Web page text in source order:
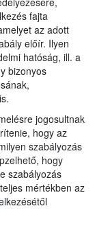
fajta
az adott
előír. Ilyen
hatóság, ill. a
bizonyos
jogosultnak
hogy az
szabályozás
hogy
szabályozás
mértékben az